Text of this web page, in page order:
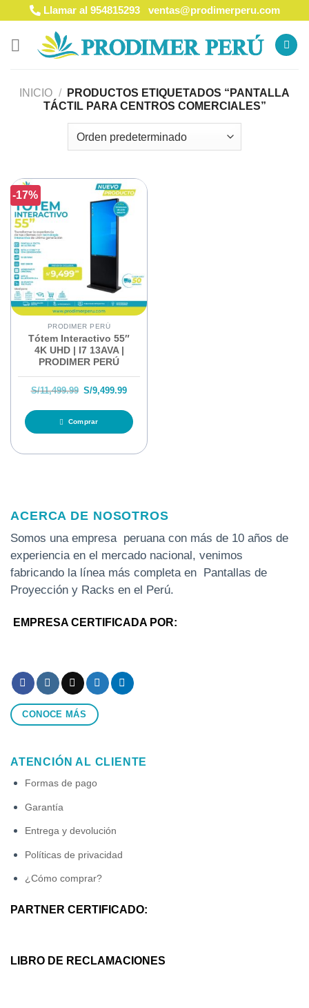
contenido
Llamar al 954815293ventas@prodimerperu.com
INICIO /
PRODUCTOS ETIQUETADOS “PANTALLA
TÁCTIL PARA CENTROS COMERCIALES”
-17%
PRODIMER PERÚ
Tótem Interactivo 55″
4K UHD | I7 13AVA |
PRODIMER PERÚ
S/11,499.99 El precio original era: S/11,499.99.
S/9,499.99El precio actual es: S/9,499.99.
Comprar
ACERCA DE NOSOTROS
Somos una empresa peruana con más de 10 años de
experiencia en el mercado nacional, venimos
fabricando la línea más completa en Pantallas de
Proyección y Racks en el Perú.
EMPRESA CERTIFICADA POR:
CONOCE MÁS
ATENCIÓN AL CLIENTE
Formas de pago
Garantía
Entrega y devolución
Políticas de privacidad
¿Cómo comprar?
PARTNER CERTIFICADO:
LIBRO DE RECLAMACIONES